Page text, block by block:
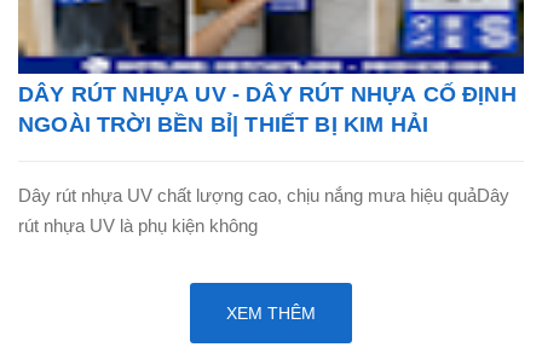
DÂY RÚT NHỰA UV - DÂY RÚT NHỰA CỐ ĐỊNH
NGOÀI TRỜI BỀN BỈ| THIẾT BỊ KIM HẢI
Dây rút nhựa UV chất lượng cao, chịu nắng mưa hiệu quảDây
rút nhựa UV là phụ kiện không
XEM THÊM